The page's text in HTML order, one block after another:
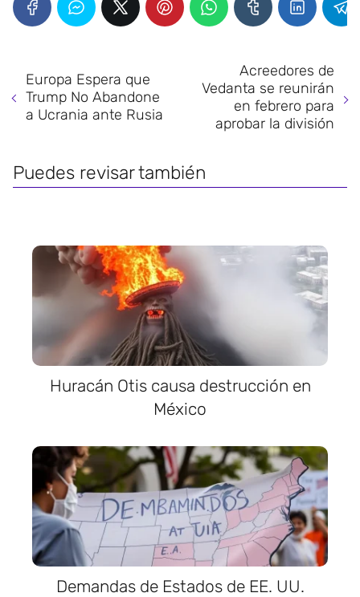
Europa Espera que
Trump No Abandone
a Ucrania ante Rusia
Acreedores de
Vedanta se reunirán
en febrero para
aprobar la división
Puedes revisar también
Huracán Otis causa destrucción en
México
Demandas de Estados de EE. UU.